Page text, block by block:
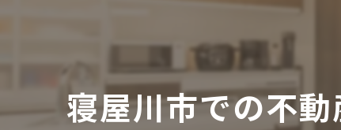
寝屋川市での不